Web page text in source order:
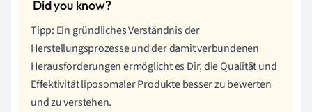
Tipp: Ein gründliches Verständnis der
Herstellungsprozesse und der damit verbundenen
Herausforderungen ermöglicht es Dir, die Qualität und
Effektivität liposomaler Produkte besser zu bewerten
und zu verstehen.